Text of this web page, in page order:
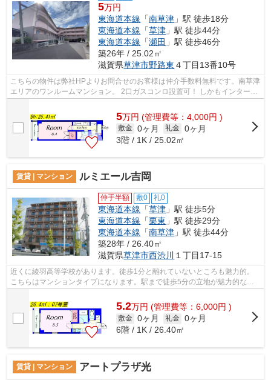
5万円
東海道本線 「南草津 」駅 徒歩18分
東海道本線 「草津 」駅 徒歩44分
東海道本線 「瀬田 」駅 徒歩46分
築26年 / 25.02㎡
滋賀県草津市野路東 ４丁目13番10号
こちらの物件は弊社HPよりお問合せのお客様は仲介手数料無料です。南草津
エリアのワンルームマンション。 2口ガスコンロ設置可！ しかもインターネ
5万円 (管理費等：4,000円 )
敷金 0ヶ月 礼金 0ヶ月
3階 / 1K / 25.02㎡
賃貸 | マンション ルミエール吉岡
仲手半額 敷0 礼0
東海道本線 「草津 」駅 徒歩5分
東海道本線 「栗東 」駅 徒歩29分
東海道本線 「南草津 」駅 徒歩44分
築28年 / 26.40㎡
滋賀県草津市西渋川 １丁目17-15
近くに綾羽高等学校があります。徒歩1分と離れていないところも魅力的。
こちらはマンションタイプになります。駅まで徒歩5分の立地が魅力的な、
利便性の高い物件です。エレベーターが...
5.2万円 (管理費等：6,000円 )
敷金 0ヶ月 礼金 0ヶ月
6階 / 1K / 26.40㎡
賃貸 | マンション アートプラザ光